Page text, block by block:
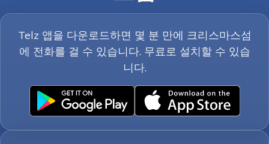
Telz 앱을 다운로드하면 몇 분 만에 크리스마스섬
에 전화를 걸 수 있습니다. 무료로 설치할 수 있습
니다.